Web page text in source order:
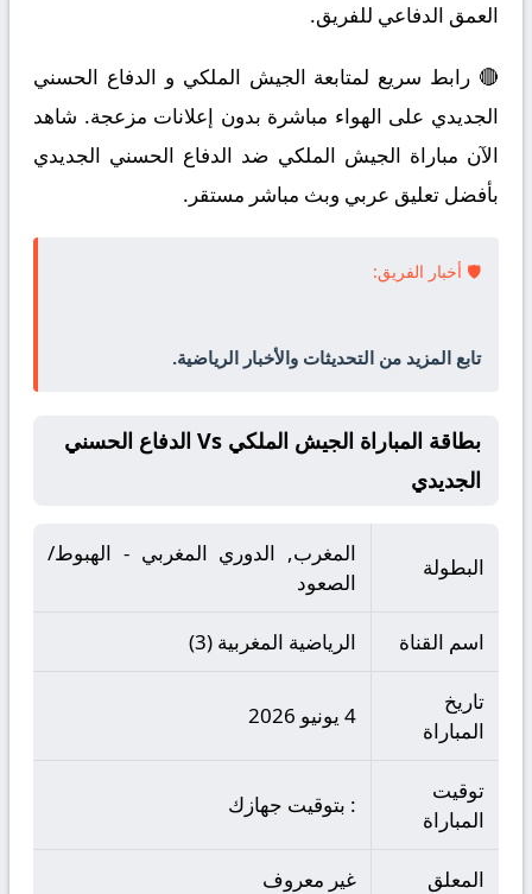
العمق الدفاعي للفريق.
🔴 رابط سريع لمتابعة الجيش الملكي و الدفاع الحسني
الجديدي على الهواء مباشرة بدون إعلانات مزعجة. شاهد
الآن مباراة الجيش الملكي ضد الدفاع الحسني الجديدي
بأفضل تعليق عربي وبث مباشر مستقر.
🛡️ أخبار الفريق:
تابع المزيد من التحديثات والأخبار الرياضية.
بطاقة المباراة الجيش الملكي Vs الدفاع الحسني
الجديدي
البطولة
المغرب, الدوري المغربي - الهبوط/
الصعود
اسم القناة الرياضية المغربية (3)
تاريخ
المباراة
4 يونيو 2026
توقيت
المباراة
: بتوقيت جهازك
المعلق غير معروف